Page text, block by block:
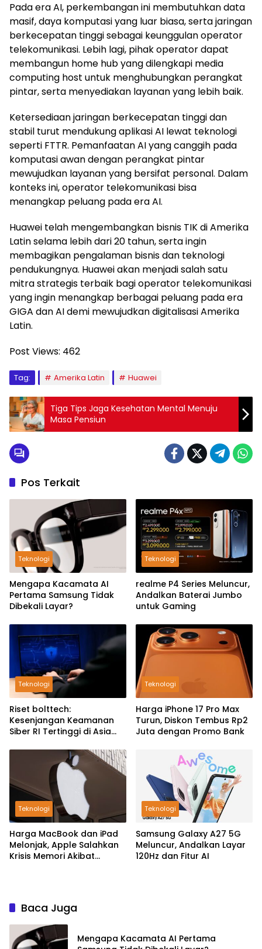
Pada era AI, perkembangan ini membutuhkan data
masif, daya komputasi yang luar biasa, serta jaringan
berkecepatan tinggi sebagai keunggulan operator
telekomunikasi. Lebih lagi, pihak operator dapat
membangun home hub yang dilengkapi media
computing host untuk menghubungkan perangkat
pintar, serta menyediakan layanan yang lebih baik.
Ketersediaan jaringan berkecepatan tinggi dan
stabil turut mendukung aplikasi AI lewat teknologi
seperti FTTR. Pemanfaatan AI yang canggih pada
komputasi awan dengan perangkat pintar
mewujudkan layanan yang bersifat personal. Dalam
konteks ini, operator telekomunikasi bisa
menangkap peluang pada era AI.
Huawei telah mengembangkan bisnis TIK di Amerika
Latin selama lebih dari 20 tahun, serta ingin
membagikan pengalaman bisnis dan teknologi
pendukungnya. Huawei akan menjadi salah satu
mitra strategis terbaik bagi operator telekomunikasi
yang ingin menangkap berbagai peluang pada era
GIGA dan AI demi mewujudkan digitalisasi Amerika
Latin.
Post Views: 462
Tag: Amerika Latin Huawei
Tiga Tips Jaga Kesehatan Mental Menuju
Masa Pensiun
Pos Terkait
Teknologi
Mengapa Kacamata AI
Pertama Samsung Tidak
Dibekali Layar?
Teknologi
realme P4 Series Meluncur,
Andalkan Baterai Jumbo
untuk Gaming
Teknologi
Riset bolttech:
Kesenjangan Keamanan
Siber RI Tertinggi di Asia
Teknologi
Harga iPhone 17 Pro Max
Turun, Diskon Tembus Rp2
Juta dengan Promo Bank
Teknologi
Harga MacBook dan iPad
Melonjak, Apple Salahkan
Krisis Memori Akibat
Teknologi
Samsung Galaxy A27 5G
Meluncur, Andalkan Layar
120Hz dan Fitur AI
Baca Juga
Mengapa Kacamata AI Pertama